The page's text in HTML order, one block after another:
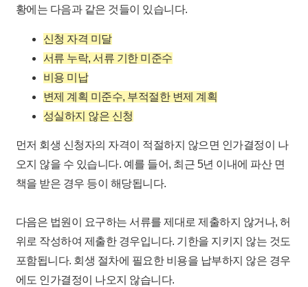
황에는 다음과 같은 것들이 있습니다.
신청 자격 미달
서류 누락, 서류 기한 미준수
비용 미납
변제 계획 미준수, 부적절한 변제 계획
성실하지 않은 신청
먼저 회생 신청자의 자격이 적절하지 않으면 인가결정이 나
오지 않을 수 있습니다. 예를 들어, 최근 5년 이내에 파산 면
책을 받은 경우 등이 해당됩니다. ​
다음은 법원이 요구하는 서류를 제대로 제출하지 않거나, 허
위로 작성하여 제출한 경우입니다. 기한을 지키지 않는 것도
포함됩니다. 회생 절차에 필요한 비용을 납부하지 않은 경우
에도 인가결정이 나오지 않습니다. ​